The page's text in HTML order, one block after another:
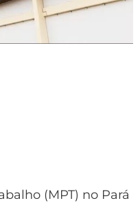
(MPT) no Pará